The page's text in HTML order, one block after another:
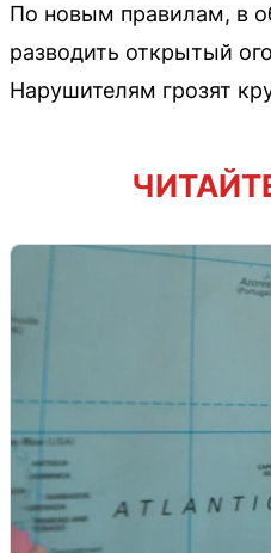
По новым правилам, в
разводить открытый
Нарушителям грозят